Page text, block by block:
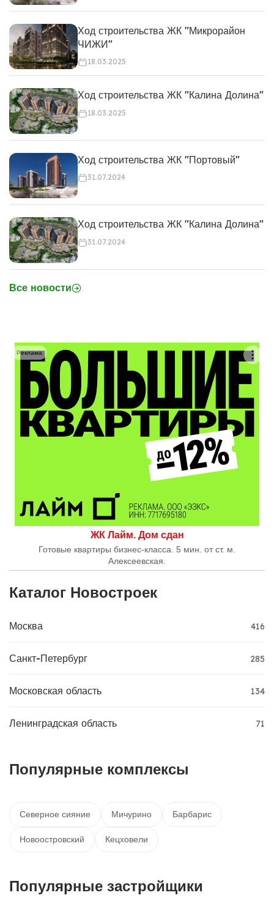
Ход строительства ЖК "Микрорайон
ЧИЖИ"
18.03.2025
Ход строительства ЖК "Калина Долина"
18.03.2025
Ход строительства ЖК "Портовый"
31.07.2024
Ход строительства ЖК "Калина Долина"
31.07.2024
Все новости
ЖК Лайм. Дом сдан
Готовые квартиры бизнес-класса. 5 мин. от ст. м.
Алексеевская.
Реклама
Каталог Новостроек
Москва 416
Санкт-Петербург 285
Московская область 134
Ленинградская область 71
Популярные комплексы
Северное сияние Мичурино Барбарис
Новоостровский Кецховели
Популярные застройщики